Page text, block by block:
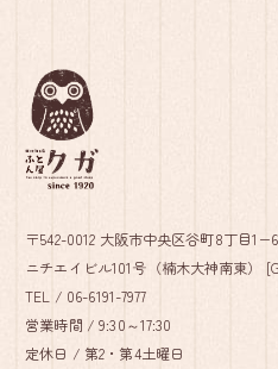
〒542-0012 大阪市中央区谷町8丁目
ニチエイビル101号（楠木大神南東） [
TEL / 06-6191-7977
営業時間 / 9:30～17:30
定休日 / 第2・第4土曜日